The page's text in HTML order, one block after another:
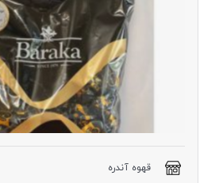
قهوه آندره